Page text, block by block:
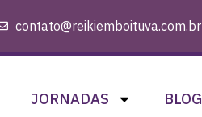
contato@reikiemboituva.com.br
JORNADAS
BLOG